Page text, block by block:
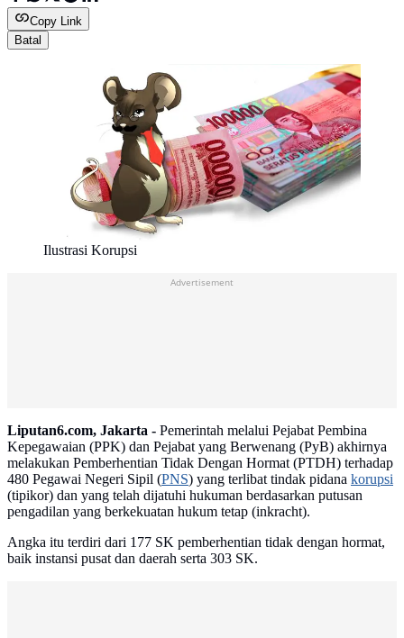
Copy Link
Batal
Ilustrasi Korupsi
Advertisement
Liputan6.com, Jakarta - Pemerintah melalui Pejabat Pembina
Kepegawaian (PPK) dan Pejabat yang Berwenang (PyB) akhirnya
melakukan Pemberhentian Tidak Dengan Hormat (PTDH) terhadap
480 Pegawai Negeri Sipil (PNS) yang terlibat tindak pidana korupsi
(tipikor) dan yang telah dijatuhi hukuman berdasarkan putusan
pengadilan yang berkekuatan hukum tetap (inkracht).
Angka itu terdiri dari 177 SK pemberhentian tidak dengan hormat,
baik instansi pusat dan daerah serta 303 SK.